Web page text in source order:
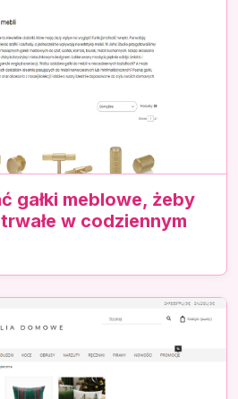
gałki meblowe, żeby
w codziennym